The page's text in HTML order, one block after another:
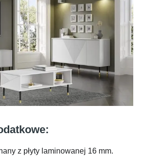
z płyty laminowanej 16 mm.